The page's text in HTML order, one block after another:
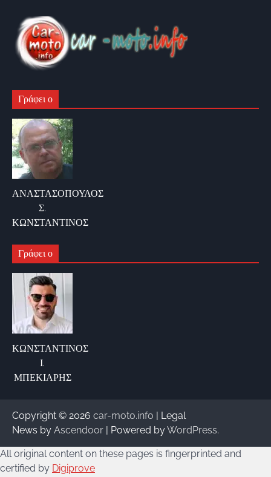
Γράφει ο
ΑΝΑΣΤΑΣΟΠΟΥΛΟΣ
Σ.
ΚΩΝΣΤΑΝΤΙΝΟΣ
Γράφει ο
ΚΩΝΣΤΑΝΤΙΝΟΣ
Ι.
ΜΠΕΚΙΑΡΗΣ
Copyright © 2026 car-moto.info | Legal
News by Ascendoor | Powered byWordPress.
All original content on these pages is fingerprinted and
certified by Digiprove